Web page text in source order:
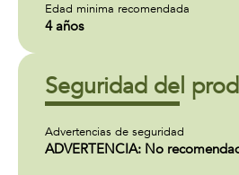
Edad minima recomendada
4 años
Seguridad del
Advertencias de seguridad
ADVERTENCIA: No